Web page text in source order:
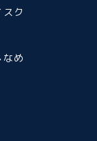
ク
め